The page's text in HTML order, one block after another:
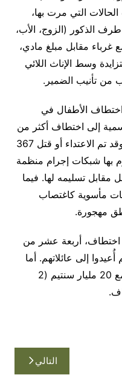
التي مرت بها،
الذكور (الزوج، الأب،
مقابل مبلغ مادي،
وسط الإناث اللائي
من تأنيب الضمير .
الأطفال في
إلى اختطاف أكثر من
841 طفلا جزائريا منذ عام ألفين، وقد تم الاعتداء أو قتل 367
بها شبكات إجرام منظمة
مقابل تسليمه لها. فيما
مأسوية كاغتصاب
مهجورة.
حالة اختطاف، أربعة عشر من
إلى عائلاتهم. أما
شبكات الإجرام فقد تمكنت من جمع 20 مليار سنتيم (2
التالي